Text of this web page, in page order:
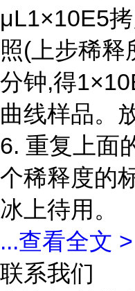
μL1×10E5
照(上步稀释
分钟,得
曲线样品。
6. 重复上面
个稀释度的
冰上待用。
...查看全文 >
联系我们